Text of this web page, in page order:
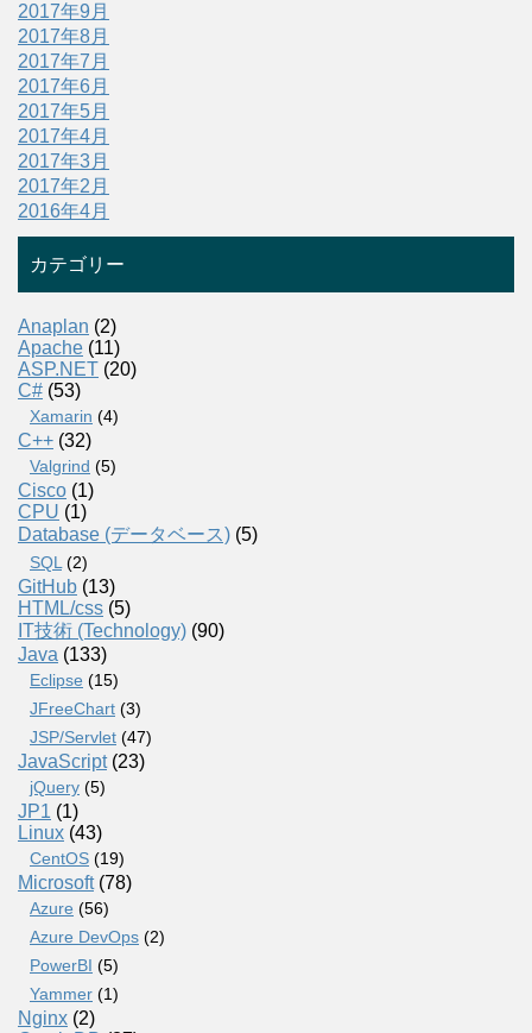
2017年9月
2017年8月
2017年7月
2017年6月
2017年5月
2017年4月
2017年3月
2017年2月
2016年4月
カテゴリー
Anaplan (2)
Apache (11)
ASP.NET (20)
C# (53)
Xamarin (4)
C++ (32)
Valgrind (5)
Cisco (1)
CPU (1)
Database (データベース) (5)
SQL(2)
GitHub (13)
HTML/css (5)
IT技術 (Technology) (90)
Java (133)
Eclipse (15)
JFreeChart (3)
JSP/Servlet (47)
JavaScript(23)
jQuery (5)
JP1 (1)
Linux (43)
CentOS (19)
Microsoft(78)
Azure (56)
Azure DevOps (2)
PowerBI (5)
Yammer (1)
Nginx (2)